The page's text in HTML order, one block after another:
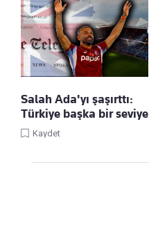
Salah Ada'yı şaşırttı:
Türkiye başka bir seviye
Kaydet